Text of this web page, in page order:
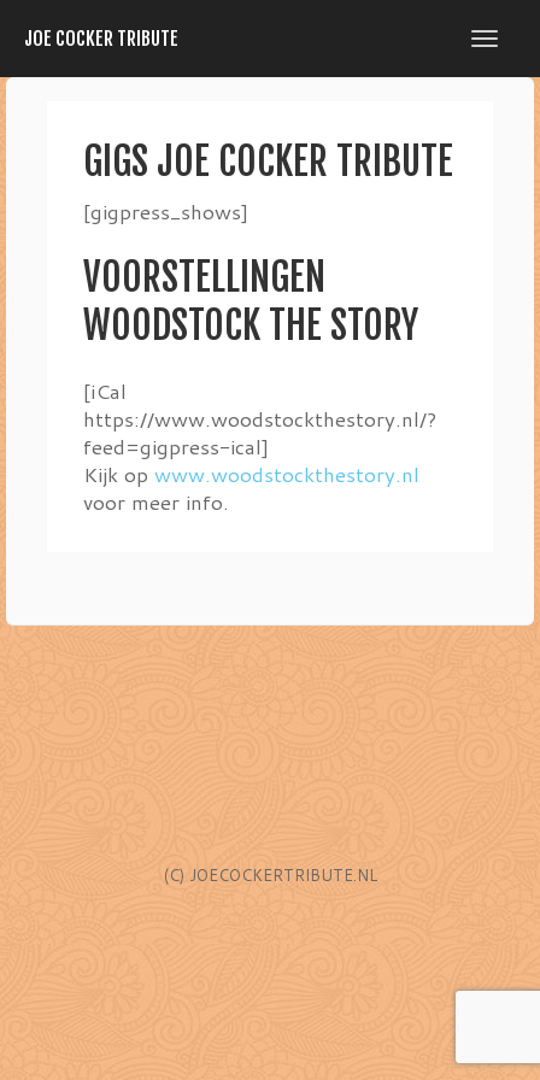
JOE COCKER TRIBUTE
GIGS JOE COCKER TRIBUTE
[gigpress_shows]
VOORSTELLINGEN
WOODSTOCK THE STORY
[iCal
https://www.woodstockthestory.nl/?
feed=gigpress-ical]
Kijk op www.woodstockthestory.nl
voor meer info.
(C) JOECOCKERTRIBUTE.NL